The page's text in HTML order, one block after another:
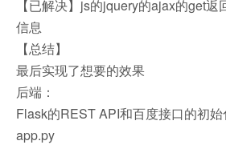
【已解决】js的jquery的ajax的get
信息
【总结】
最后实现了想要的效果
后端：
Flask的REST API和百度接口的初始
app.py